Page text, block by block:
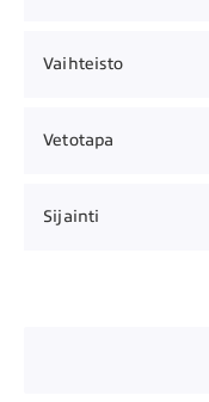
Vaihteisto
Vetotapa
Sijainti